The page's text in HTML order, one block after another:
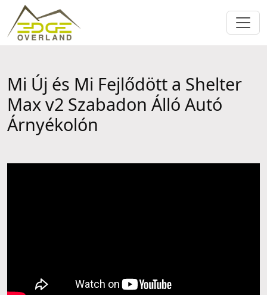
Mi Új és Mi Fejlődött a Shelter
Max v2 Szabadon Álló Autó
Árnyékolón